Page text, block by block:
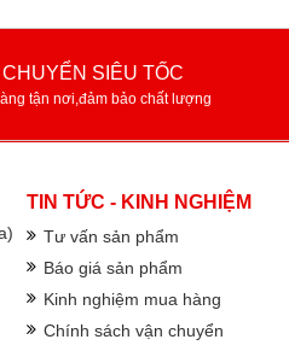
SIÊU TỐC
tận nơi,đảm bảo chất lượng
TIN TỨC - KINH NGHIỆM
Tư vấn sản phẩm
Báo giá sản phẩm
Kinh nghiệm mua hàng
Chính sách vận chuyển